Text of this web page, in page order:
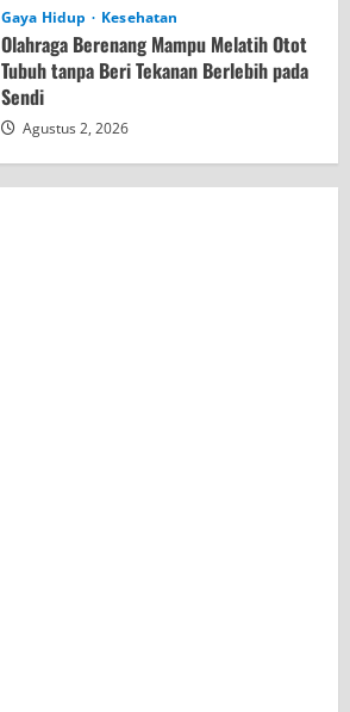
Gaya Hidup Kesehatan
Olahraga Berenang Mampu Melatih Otot
Tubuh tanpa Beri Tekanan Berlebih pada
Sendi
Agustus 2, 2026